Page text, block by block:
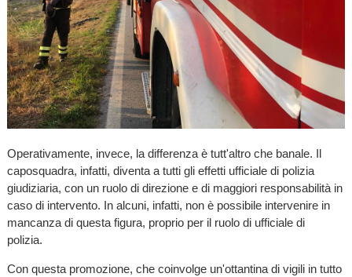
Operativamente, invece, la differenza è tutt'altro che banale. Il
caposquadra, infatti, diventa a tutti gli effetti ufficiale di polizia
giudiziaria, con un ruolo di direzione e di maggiori responsabilità in
caso di intervento. In alcuni, infatti, non è possibile intervenire in
mancanza di questa figura, proprio per il ruolo di ufficiale di
polizia.
Con questa promozione, che coinvolge un'ottantina di vigili in tutto